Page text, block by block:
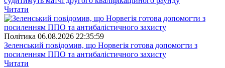
Читати
Полiтика 06.08.2026 22:35:59
Зеленський повідомив, що Норвегія готова допомогти з
посиленням ППО та антибалістичного захисту
Читати